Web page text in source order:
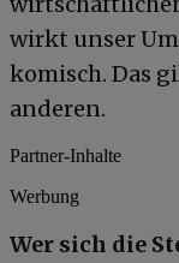
wirkt unser
komisch. Das
anderen.
Partner-Inhalte
Werbung
Wer sich die